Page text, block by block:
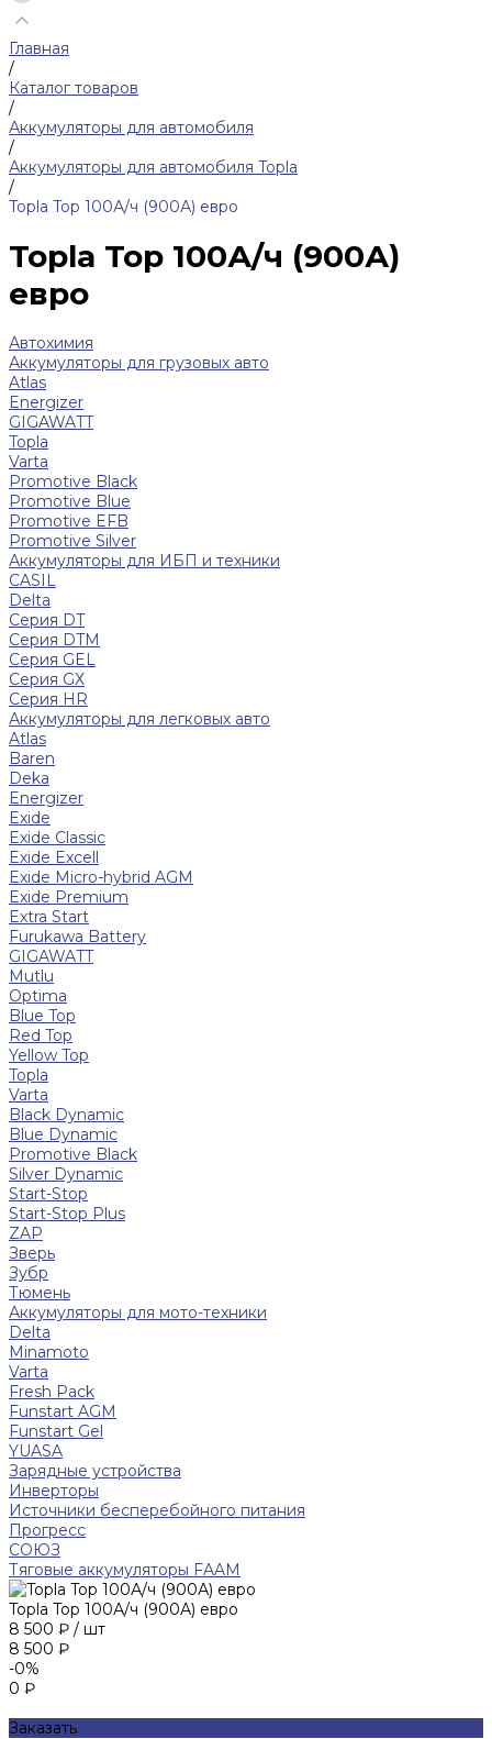
Главная
/
Каталог товаров
/
Аккумуляторы для автомобиля
/
Аккумуляторы для автомобиля Topla
/
Topla Top 100А/ч (900А) евро
Topla Top 100А/ч (900А)
евро
Автохимия
Аккумуляторы для грузовых авто
Atlas
Energizer
GIGAWATT
Topla
Varta
Promotive Black
Promotive Blue
Promotive EFB
Promotive Silver
Аккумуляторы для ИБП и техники
CASIL
Delta
Серия DT
Серия DTM
Серия GEL
Серия GХ
Серия HR
Аккумуляторы для легковых авто
Atlas
Baren
Deka
Energizer
Exide
Exide Classic
Exide Excell
Exide Micro-hybrid AGM
Exide Premium
Extra Start
Furukawa Battery
GIGAWATT
Mutlu
Optima
Blue Top
Red Top
Yellow Top
Topla
Varta
Black Dynamic
Blue Dynamic
Promotive Black
Silver Dynamic
Start-Stop
Start-Stop Plus
ZAP
Зверь
Зубр
Тюмень
Аккумуляторы для мото-техники
Delta
Minamoto
Varta
Fresh Pack
Funstart AGM
Funstart Gel
YUASA
Зарядные устройства
Инверторы
Источники бесперебойного питания
Прогресс
СОЮЗ
Тяговые аккумуляторы FAAM
Topla Top 100А/ч (900А) евро
8 500 ₽ / шт
8 500 ₽
-0%
0 ₽
Заказать